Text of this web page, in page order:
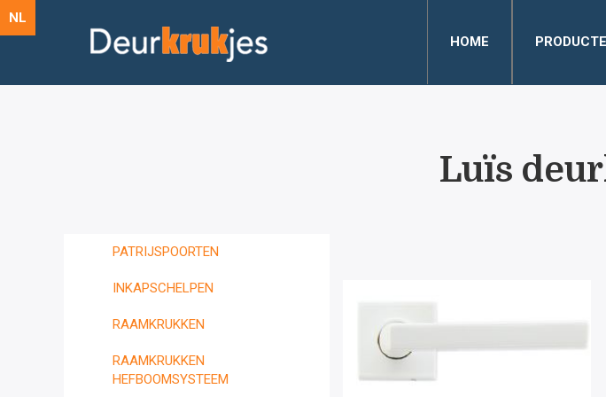
NL
HOME
Luïs
PATRIJSPOORTEN
INKAPSCHELPEN
RAAMKRUKKEN
RAAMKRUKKEN
HEFBOOMSYSTEEM